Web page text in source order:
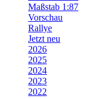
Maßstab 1:87
Vorschau
Rallye
Jetzt neu
2026
2025
2024
2023
2022